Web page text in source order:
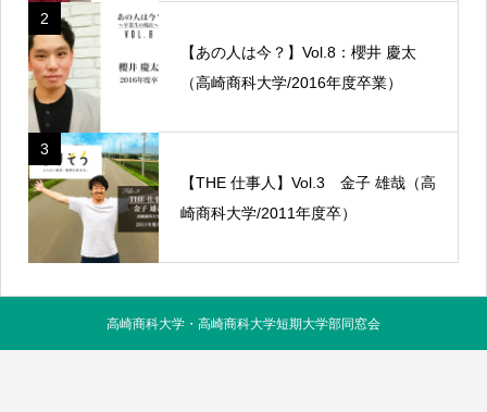
2
【あの人は今？】Vol.8：櫻井 慶太
（高崎商科大学/2016年度卒業）
3
【THE 仕事人】Vol.3 金子 雄哉（高
崎商科大学/2011年度卒）
高崎商科大学・高崎商科大学短期大学部同窓会